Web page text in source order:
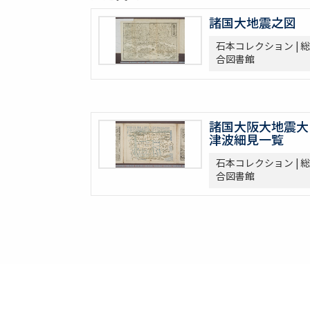
諸国大地震之図
石本コレクション | 総
合図書館
諸国大阪大地震大
津波細見一覧
石本コレクション | 総
合図書館